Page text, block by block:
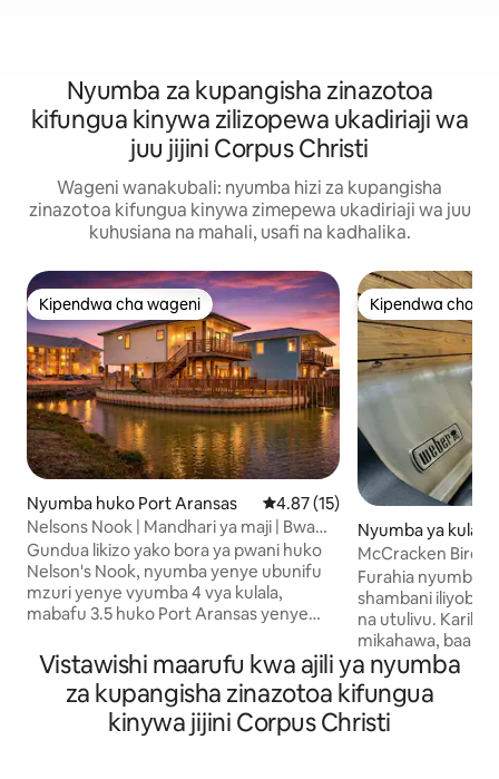
Nyumba za kupangisha zinazotoa
kifungua kinywa zilizopewa ukadiriaji wa
juu jijini Corpus Christi
Wageni wanakubali: nyumba hizi za kupangisha
zinazotoa kifungua kinywa zimepewa ukadiriaji wa juu
kuhusiana na mahali, usafi na kadhalika.
Kipendwa cha wageni
Kipendwa cha wageni
Nyumba huko Port Aransas Ukadiriaji wa wastani wa 4.87
4.87 (15)
Nelsons Nook | Mandhari ya maji | Bwawa
la Kujitegemea
Gundua likizo yako bora ya pwani huko
Nelson's Nook, nyumba yenye ubunifu
mzuri yenye vyumba 4 vya kulala,
mabafu 3.5 huko Port Aransas yenye
imeundwa kwa ajili ya starehe na maisha
rahisi ya pwani, inafaa kabisa kwa familia
na makundi. Furahia ua wako wa nyuma
na bwawa lako la kujitegemea, ambavyo
ni bora kwa ajili ya kupumzika baada ya
Kipendwa cha
Kipendwa cha
Nyumba ya kulala
uko Corpus
McCracken Bird
king bed
Furahia nyumba
shambani
na utulivu. Karibu
mikahawa, baa,
makumbusho,
cha hafla, bandari
mji yenye
ya ndege kutoka
Vistawishi maarufu kwa ajili ya nyumba
za kupangisha zinazotoa kifungua
kinywa jijini Corpus Christi